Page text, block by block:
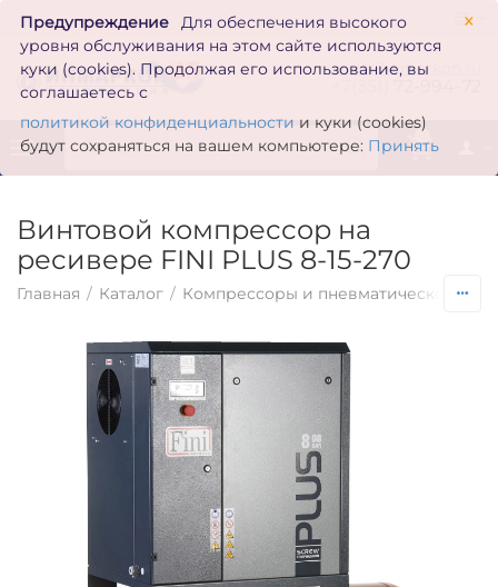
×
Предупреждение
Для обеспечения высокого
уровня обслуживания на этом сайте используются
куки (cookies). Продолжая его использование, вы
соглашаетесь с
политикой конфиденциальности и куки (cookies)
будут сохраняться на вашем компьютере: Принять
zakaz@inmarkon.ru
0
Винтовой компрессор на
ресивере FINI PLUS 8-15-270
Главная / Каталог / Компрессоры и пневматическое